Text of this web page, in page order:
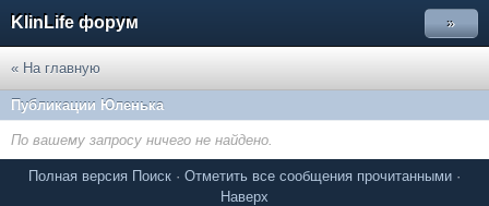
KlinLife форум »
« На главную
Публикации Юленька
По вашему запросу ничего не найдено.
Полная версия Поиск · Отметить все сообщения прочитанными ·
Наверх